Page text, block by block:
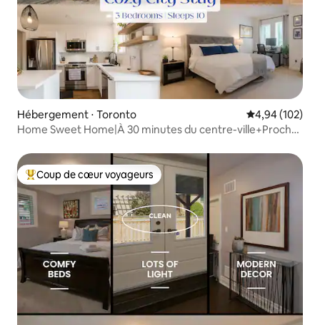
Hébergement ⋅ Toronto Évaluation
4,94 (102)
Home Sweet Home|À 30 minutes du centre-ville+Proche
Coups de cœur voyageurs les plus appréciés
Coup de cœur voyageurs